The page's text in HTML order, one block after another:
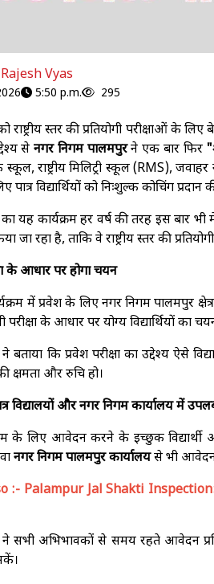
Rajesh Vyas
5:50 p.m. 295
को राष्ट्रीय स्तर की प्रतियोगी परीक्षाओं
से नगर निगम पालमपुरने एक बार फिर
राष्ट्रीय मिलिट्री स्कूल (RMS), जवाहर
पात्र विद्यार्थियों को निःशुल्क कोचिंग प्रदान
यह कार्यक्रम हर वर्ष की तरह इस बार भी
जा रहा है, ताकि वे राष्ट्रीय स्तर की
के आधार पर होगा चयन
में प्रवेश के लिए नगर निगम पालमपुर
परीक्षा के आधार पर योग्य विद्यार्थियों का
बताया कि प्रवेश परीक्षा का उद्देश्य ऐसे
क्षमता और रुचि हो।
विद्यालयों और नगर निगम कार्यालय में
के लिए आवेदन करने के इच्छुक
नगर निगम पालमपुर कार्यालयसे भी आवेदन
:- Palampur Jal Shakti Inspection:
सभी अभिभावकों से समय रहते आवेदन